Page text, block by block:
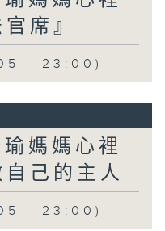
席』
- 23:00)
媽媽心裡
己的主人
- 23:00)